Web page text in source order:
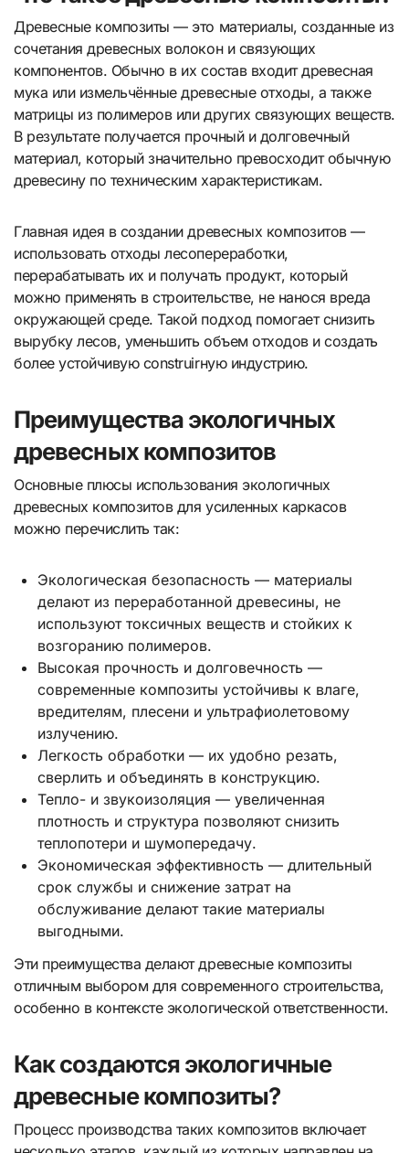
Древесные композиты — это материалы, созданные из
сочетания древесных волокон и связующих
компонентов. Обычно в их состав входит древесная
мука или измельчённые древесные отходы, а также
матрицы из полимеров или других связующих веществ.
В результате получается прочный и долговечный
материал, который значительно превосходит обычную
древесину по техническим характеристикам.
Главная идея в создании древесных композитов —
использовать отходы лесопереработки,
перерабатывать их и получать продукт, который
можно применять в строительстве, не нанося вреда
окружающей среде. Такой подход помогает снизить
вырубку лесов, уменьшить объем отходов и создать
более устойчивую construirную индустрию.
Преимущества экологичных
древесных композитов
Основные плюсы использования экологичных
древесных композитов для усиленных каркасов
можно перечислить так:
Экологическая безопасность — материалы
делают из переработанной древесины, не
используют токсичных веществ и стойких к
возгоранию полимеров.
Высокая прочность и долговечность —
современные композиты устойчивы к влаге,
вредителям, плесени и ультрафиолетовому
излучению.
Легкость обработки — их удобно резать,
сверлить и объединять в конструкцию.
Тепло- и звукоизоляция — увеличенная
плотность и структура позволяют снизить
теплопотери и шумопередачу.
Экономическая эффективность — длительный
срок службы и снижение затрат на
обслуживание делают такие материалы
выгодными.
Эти преимущества делают древесные композиты
отличным выбором для современного строительства,
особенно в контексте экологической ответственности.
Как создаются экологичные
древесные композиты?
Процесс производства таких композитов включает